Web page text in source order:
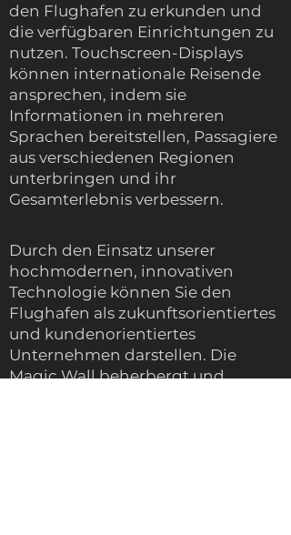
den Flughafen zu erkunden und
die verfügbaren Einrichtungen zu
nutzen. Touchscreen-Displays
können internationale Reisende
ansprechen, indem sie
Informationen in mehreren
Sprachen bereitstellen, Passagiere
aus verschiedenen Regionen
unterbringen und ihr
Gesamterlebnis verbessern.
Durch den Einsatz unserer
hochmodernen, innovativen
Technologie können Sie den
Flughafen als zukunftsorientiertes
und kundenorientiertes
Unternehmen darstellen. Die
Magic Wall beherbergt und